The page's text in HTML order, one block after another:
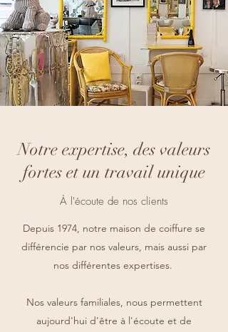
Notre expertise, des valeurs
fortes et un travail unique
À l'écoute de nos clients
Depuis 1974, notre maison de coiffure se
différencie par nos valeurs, mais aussi par
nos différentes expertises.
Nos valeurs familiales, nous permettent
aujourd'hui d'être à l'écoute et de